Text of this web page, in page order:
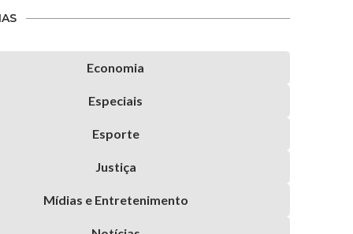
Economia
Especiais
Esporte
Justiça
Mídias e Entretenimento